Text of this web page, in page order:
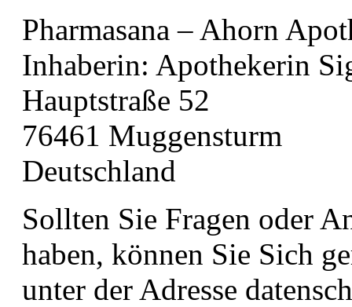
Pharmasana – Ahorn
Inhaberin: Apothekerin
Hauptstraße 52
76461 Muggensturm
Deutschland
Sollten Sie Fragen oder
haben, können Sie Sich
unter der Adresse